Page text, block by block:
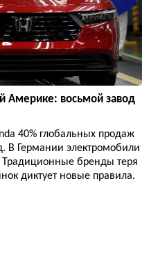
Америке: восьмой завод
40% глобальных продаж
В Германии электромобили
бренды теря
диктует новые правила.